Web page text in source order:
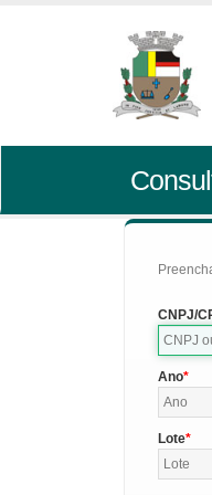
CNPJ/
Ano
Lote